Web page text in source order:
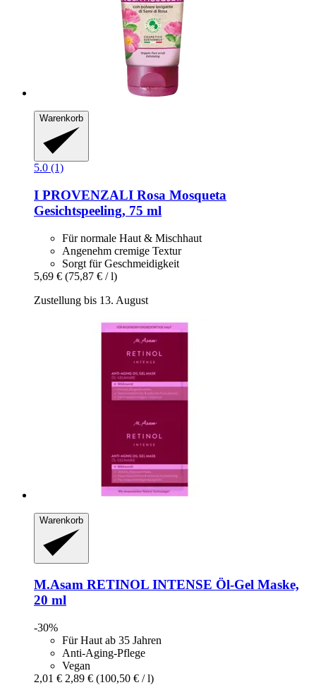
Warenkorb
5.0 (1)
I PROVENZALI Rosa Mosqueta
Gesichtspeeling, 75 ml
Für normale Haut & Mischhaut
Angenehm cremige Textur
Sorgt für Geschmeidigkeit
5,69 € (75,87 € / l)
Zustellung bis 13. August
Warenkorb
M.Asam RETINOL INTENSE Öl-​Gel Maske,
20 ml
-30%
Für Haut ab 35 Jahren
Anti-Aging-Pflege
Vegan
2,01 € 2,89 € (100,50 € / l)